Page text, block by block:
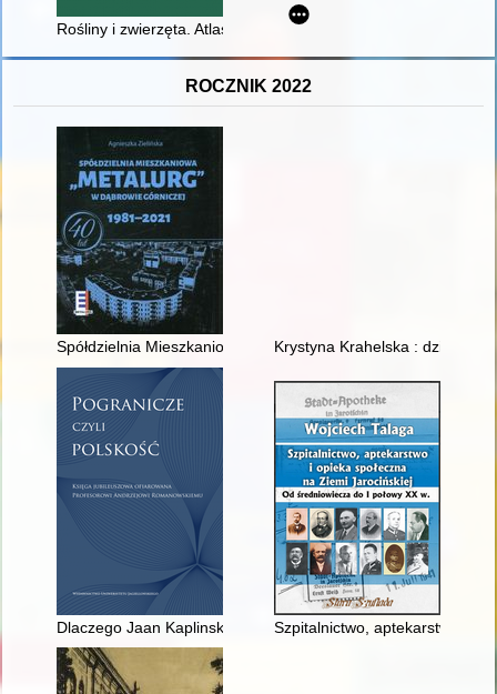
Rośliny i zwierzęta. Atlasy historii naturalnej w epoce
ROCZNIK 2022
Spółdzielnia Mieszkaniowa "Metalurg" w Dąbrowie Górniczej
Krystyna Krahelska :
Dlaczego Jaan Kaplinski nie został Polakiem?
Szpitalnictwo, aptekarstwo i